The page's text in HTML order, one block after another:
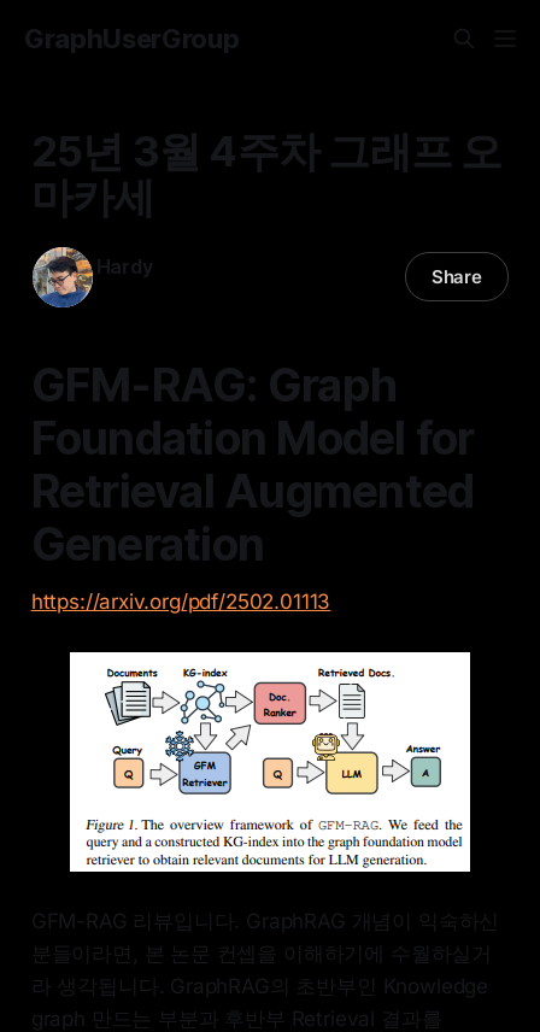
GraphUserGroup
25년 3월 4주차 그래프 오
마카세
Hardy Share
GFM-RAG: Graph
Foundation Model for
Retrieval Augmented
Generation
https://arxiv.org/pdf/2502.01113
GFM-RAG 리뷰입니다. GraphRAG 개념이 익숙하신
분들이라면, 본 논문 컨셉을 이해하기에 수월하실거
라 생각됩니다. GraphRAG의 초반부인 Knowledge
graph 만드는 부분과 후반부 Retrieval 결과를